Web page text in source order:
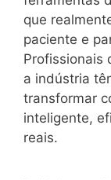
que
paciente e
Profissionais
a indústria
transformar
inteligente,
reais.